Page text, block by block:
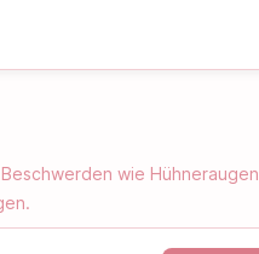
wie Hühneraugen,